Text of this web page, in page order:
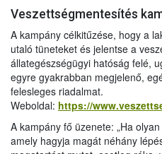
Veszettségmentesítés
A kampány célkitűzése, hogy a
utaló tüneteket és jelentse a
állategészségügyi hatóság felé,
egyre gyakrabban megjelenő,
felesleges riadalmat.
Weboldal: https://
A kampány fő üzenete: „Ha
amely hagyja magát néhány